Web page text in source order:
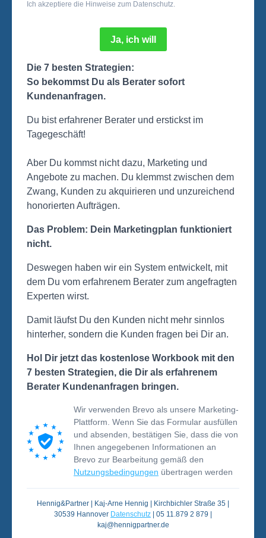
Ich akzeptiere die Hinweise zum Datenschutz.
Ja, ich will
Die 7 besten Strategien:
So bekommst Du als Berater sofort
Kundenanfragen.
Du bist erfahrener Berater und erstickst im
Tagegeschäft!
Aber Du kommst nicht dazu, Marketing und
Angebote zu machen. Du klemmst zwischen dem
Zwang, Kunden zu akquirieren und unzureichend
honorierten Aufträgen.
Das Problem: Dein Marketingplan funktioniert
nicht.
Deswegen haben wir ein System entwickelt, mit
dem Du vom erfahrenem Berater zum angefragten
Experten wirst.
Damit läufst Du den Kunden nicht mehr sinnlos
hinterher, sondern die Kunden fragen bei Dir an.
Hol Dir jetzt das kostenlose Workbook mit den
7 besten Strategien, die Dir als erfahrenem
Berater Kundenanfragen bringen.
Wir verwenden Brevo als unsere Marketing-
Plattform. Wenn Sie das Formular ausfüllen
und absenden, bestätigen Sie, dass die von
Ihnen angegebenen Informationen an
Brevo zur Bearbeitung gemäß den
Nutzungsbedingungen übertragen werden
Hennig&Partner | Kaj-Arne Hennig | Kirchbichler Straße 35 |
30539 Hannover Datenschutz | 05 11.879 2 879 |
kaj@hennigpartner.de